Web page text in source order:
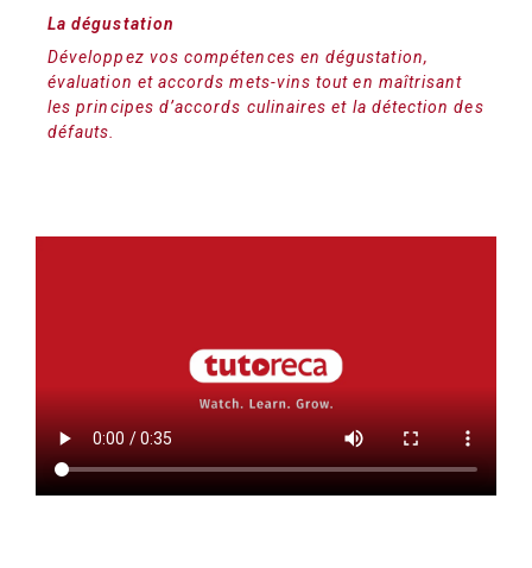
La dégustation
Développez vos compétences en dégustation,
évaluation et accords mets-vins tout en maîtrisant
les principes d’accords culinaires et la détection des
défauts.